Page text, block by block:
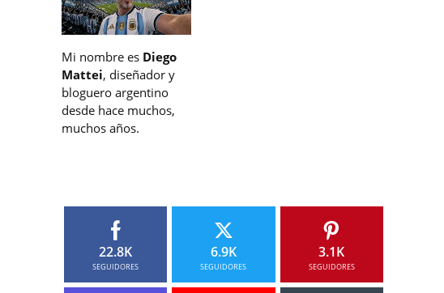
Mi nombre es Diego
Mattei, diseñador y
bloguero argentino
desde hace muchos,
muchos años.
22.8K
SEGUIDORES
6.9K
SEGUIDORES
3.1K
SEGUIDORES